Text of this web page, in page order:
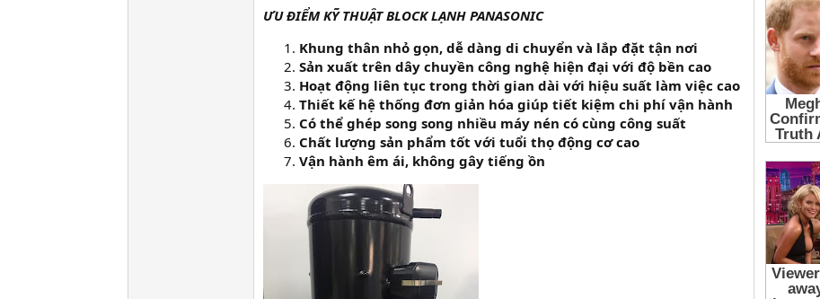
ƯU ĐIỂM KỸ THUẬT BLOCK LẠNH PANASONIC
Khung thân nhỏ gọn, dễ dàng di chuyển và lắp đặt tận nơi
Sản xuất trên dây chuyền công nghệ hiện đại với độ bền cao
Hoạt động liên tục trong thời gian dài với hiệu suất làm việc cao
Thiết kế hệ thống đơn giản hóa giúp tiết kiệm chi phí vận hành
Có thể ghép song song nhiều máy nén có cùng công suất
Chất lượng sản phẩm tốt với tuổi thọ động cơ cao
Vận hành êm ái, không gây tiếng ồn